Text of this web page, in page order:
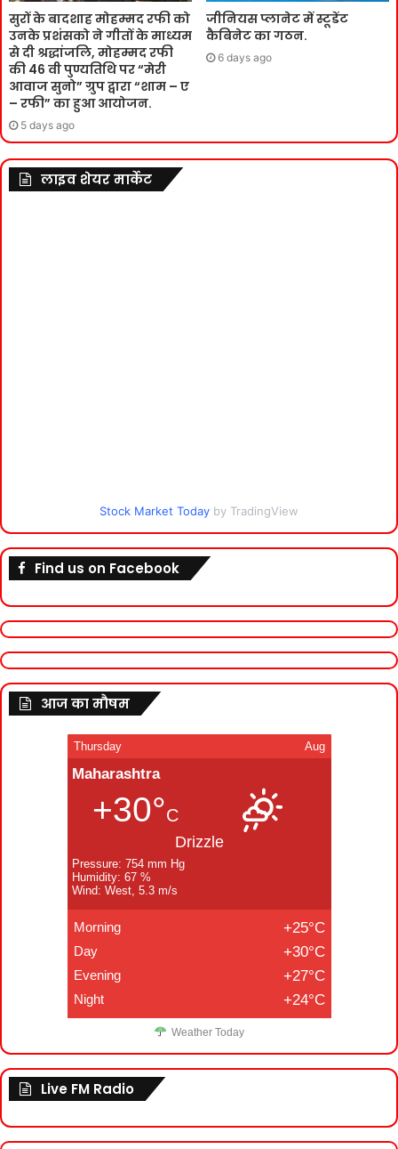
सुरों के बादशाह मोहम्मद रफी को
उनके प्रशंसको ने गीतों के माध्यम
से दी श्रद्धांजलि, मोहम्मद रफी
की 46 वी पुण्यतिथि पर “मेरी
आवाज सुनो” ग्रुप द्वारा “शाम – ए
– रफी” का हुआ आयोजन.
5 days ago
जीनियस प्लानेट में स्टूडेंट
कैबिनेट का गठन.
6 days ago
लाइव शेयर मार्केट
Stock Market Today by TradingView
Find us on Facebook
आज का मौषम
Thursday Aug
Maharashtra
+30°C
Drizzle
Pressure: 754 mm Hg
Humidity: 67 %
Wind: West, 5.3 m/s
Morning +25°C
Day +30°C
Evening +27°C
Night +24°C
Weather Today
Live FM Radio